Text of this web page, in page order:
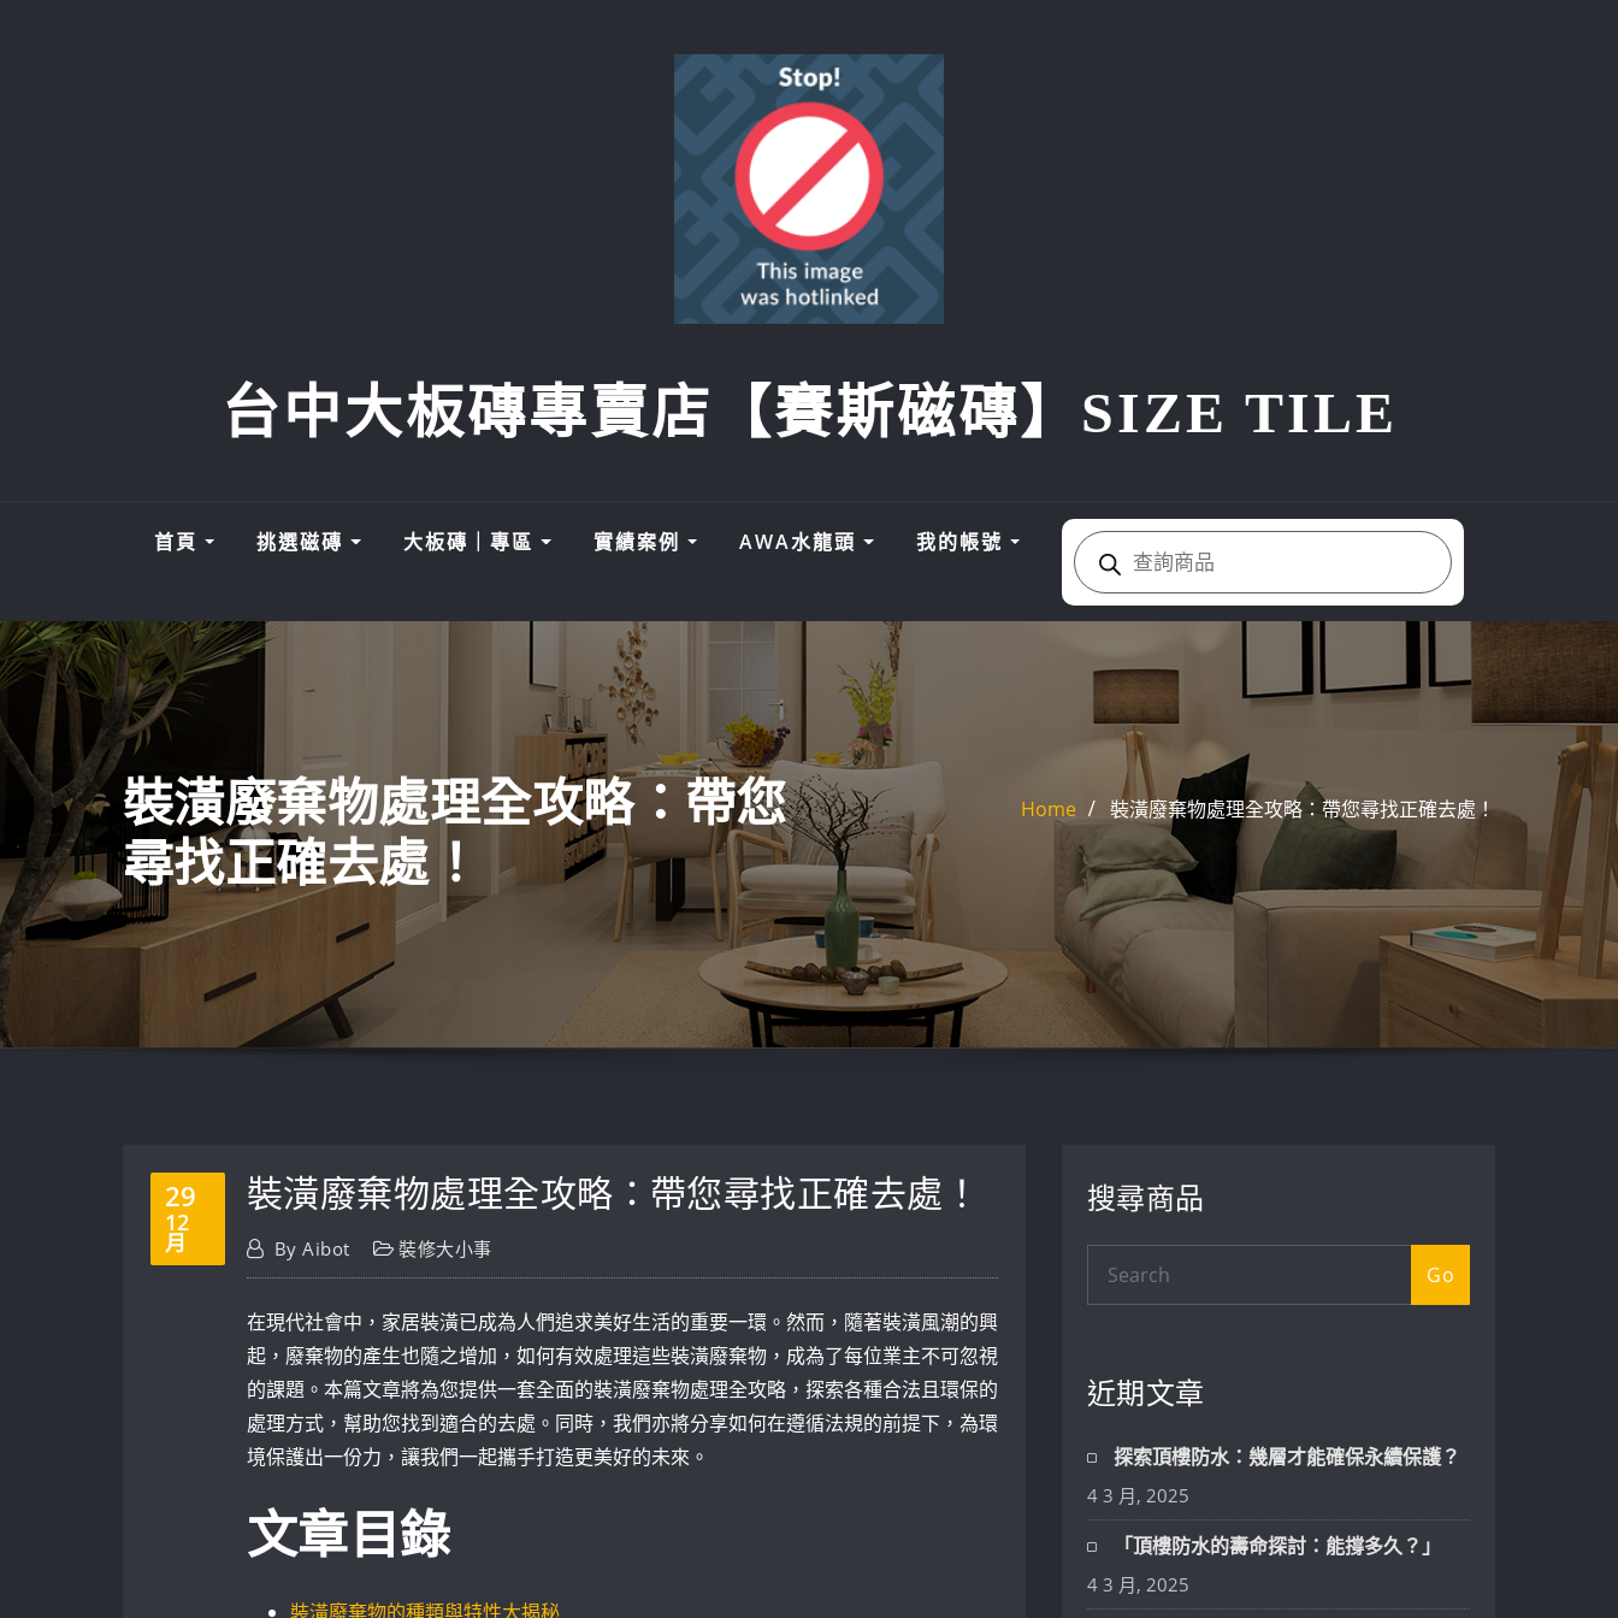
台中大板磚專賣店【賽斯磁磚】SIZE TILE
首頁 挑選磁磚 大板磚｜專區 實績案例 AWA水龍頭 我的帳號 Products
search
裝潢廢棄物處理全攻略：帶您
尋找正確去處！
Home 裝潢廢棄物處理全攻略：帶您尋找正確去處！
29
12
月
裝潢廢棄物處理全攻略：帶您尋找正確去處！
ByAibot 裝修大小事
在現代社會中，家居裝潢已成為人們追求美好生活的重要一環。然而，隨著裝潢風潮的興
起，廢棄物的產生也隨之增加，如何有效處理這些裝潢廢棄物，成為了每位業主不可忽視
的課題。本篇文章將為您提供一套全面的裝潢廢棄物處理全攻略，探索各種合法且環保的
處理方式，幫助您找到適合的去處。同時，我們亦將分享如何在遵循法規的前提下，為環
境保護出一份力，讓我們一起攜手打造更美好的未來。
文章目錄
裝潢廢棄物的種類與特性大揭秘 ‌
搜尋商品
Go
近期文章
探索頂樓防水：幾層才能確保永續保護？
4 3 月, 2025
「頂樓防水的壽命探討：能撐多久？」
4 3 月, 2025